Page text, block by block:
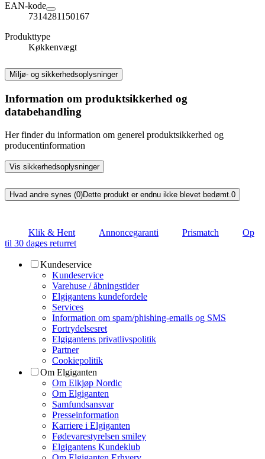
EAN-kode
7314281150167
Produkttype
Køkkenvægt
Miljø- og sikkerhedsoplysninger
Information om produktsikkerhed og
databehandling
Her finder du information om generel produktsikkerhed og
producentinformation
Vis sikkerhedsoplysninger
Hvad andre synes (0)Dette produkt er endnu ikke blevet bedømt. 0
Klik & Hent Annoncegaranti Prismatch
Op
til 30 dages returret
Kundeservice
Kundeservice
Varehuse / åbningstider
Elgigantens kundefordele
Services
Information om spam/phishing-emails og SMS
Fortrydelsesret
Elgigantens privatlivspolitik
Partner
Cookiepolitik
Om Elgiganten
Om Elkjøp Nordic
Om Elgiganten
Samfundsansvar
Presseinformation
Karriere i Elgiganten
Fødevarestyrelsen smiley
Elgigantens Kundeklub